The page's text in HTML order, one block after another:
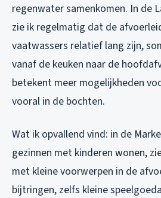
regenwater samenkomen. In de
zie ik regelmatig dat de
vaatwassers relatief lang zijn,
vanaf de keuken naar de
betekent meer mogelijkheden
vooral in de bochten.
Wat ik opvallend vind: in de
gezinnen met kinderen wonen,
met kleine voorwerpen in de
bijtringen, zelfs kleine